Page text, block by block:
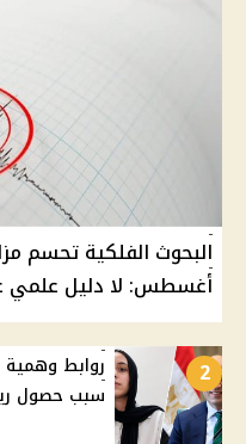
أغسطس: لا دليل علمي
2
روابط
سبب حصول ريم محمد